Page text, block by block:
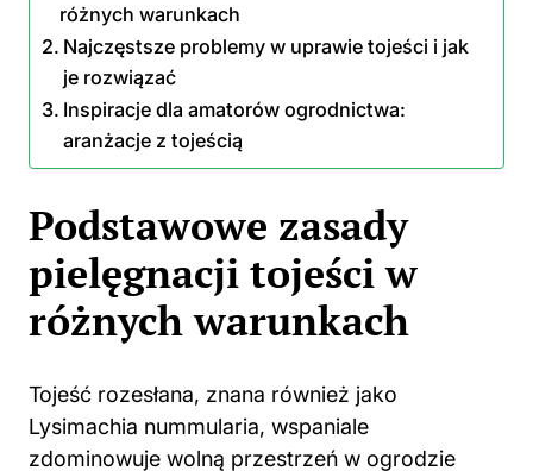
różnych warunkach
Najczęstsze problemy w uprawie tojeści i jak
je rozwiązać
Inspiracje dla amatorów ogrodnictwa:
aranżacje z tojeścią
Podstawowe zasady
pielęgnacji tojeści w
różnych warunkach
Tojeść rozesłana, znana również jako
Lysimachia nummularia, wspaniale
zdominowuje wolną przestrzeń w ogrodzie